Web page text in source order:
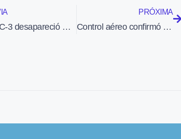
Un DC-3 desapareció misteriosamente en España hace 34 años sin dejar rastro
PRÓXIMA
Control aéreo confirmó la falsa alarma minutos antes de que el 112 contara en Twitter la caída de un avión